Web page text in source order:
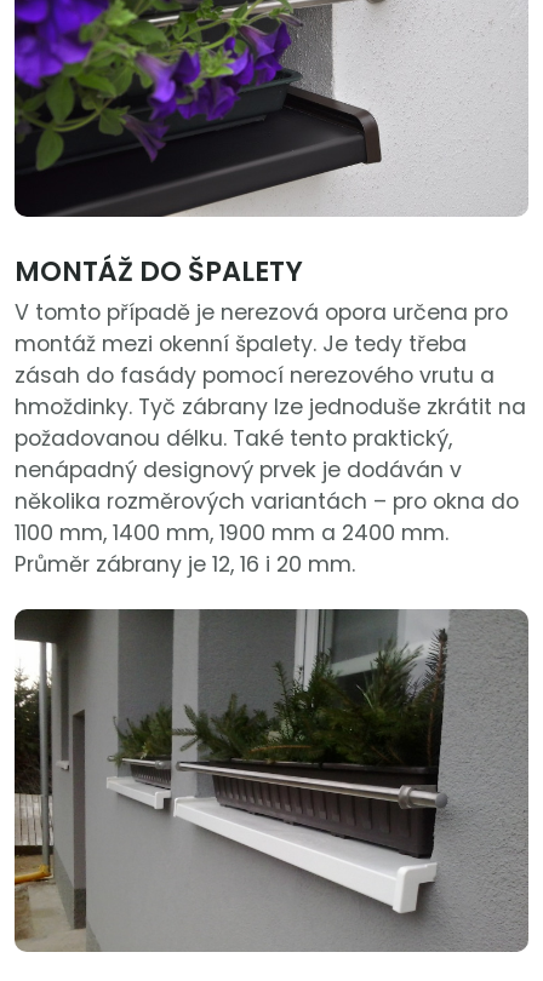
MONTÁŽ DO ŠPALETY
V tomto případě je nerezová opora určena pro
montáž mezi okenní špalety. Je tedy třeba
zásah do fasády pomocí nerezového vrutu a
hmoždinky. Tyč zábrany lze jednoduše zkrátit na
požadovanou délku. Také tento praktický,
nenápadný designový prvek je dodáván v
několika rozměrových variantách – pro okna do
1100 mm, 1400 mm, 1900 mm a 2400 mm.
Průměr zábrany je 12, 16 i 20 mm.